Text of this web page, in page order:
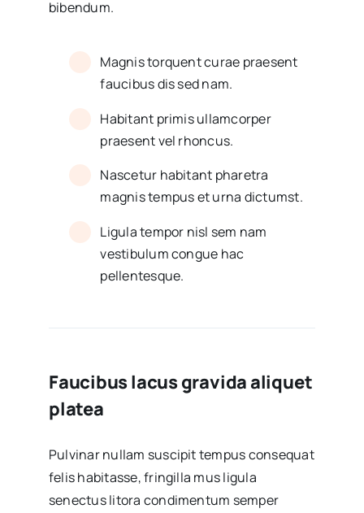
bibendum.
Magnis torquent curae praesent
faucibus dis sed nam.
Habitant primis ullamcorper
praesent vel rhoncus.
Nascetur habitant pharetra
magnis tempus et urna dictumst.
Ligula tempor nisl sem nam
vestibulum congue hac
pellentesque.
Faucibus lacus gravida aliquet
platea
Pulvinar nullam suscipit tempus consequat
felis habitasse, fringilla mus ligula
senectus litora condimentum semper